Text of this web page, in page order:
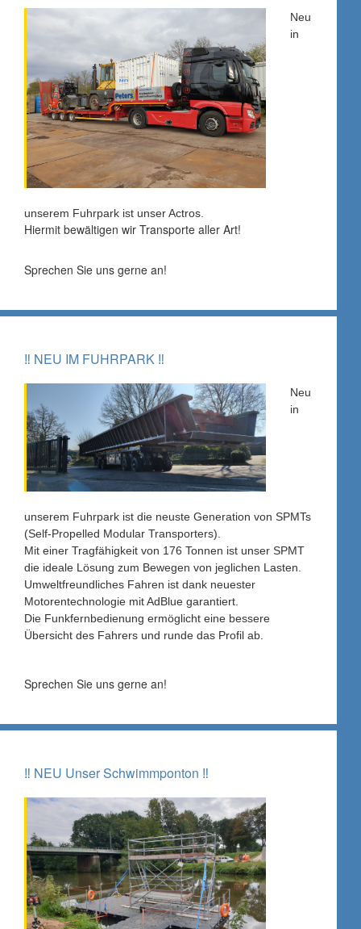
Neu
in
unserem Fuhrpark ist unser Actros.
Hiermit bewältigen wir Transporte aller Art!
Sprechen Sie uns gerne an!
‼ NEU IM FUHRPARK ‼
Neu
in
unserem Fuhrpark ist die neuste Generation von SPMTs
(Self-Propelled Modular Transporters).
Mit einer Tragfähigkeit von 176 Tonnen ist unser SPMT
die ideale Lösung zum Bewegen von jeglichen Lasten.
Umweltfreundliches Fahren ist dank neuester
Motorentechnologie mit AdBlue garantiert.
Die Funkfernbedienung ermöglicht eine bessere
Übersicht des Fahrers und runde das Profil ab.
Sprechen Sie uns gerne an!
‼ NEU Unser Schwimmponton ‼